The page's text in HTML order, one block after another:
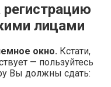
лицами
окно. Кстати,
— пользуйтесь
Вы должны сдать: